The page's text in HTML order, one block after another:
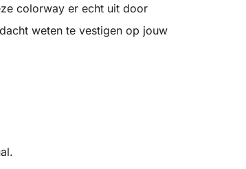
colorway er echt uit door
weten te vestigen op jouw